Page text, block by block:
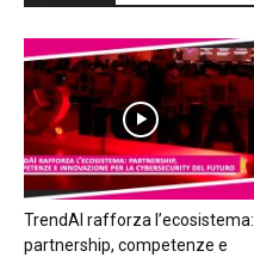
TrendAI rafforza l’ecosistema:
partnership, competenze e